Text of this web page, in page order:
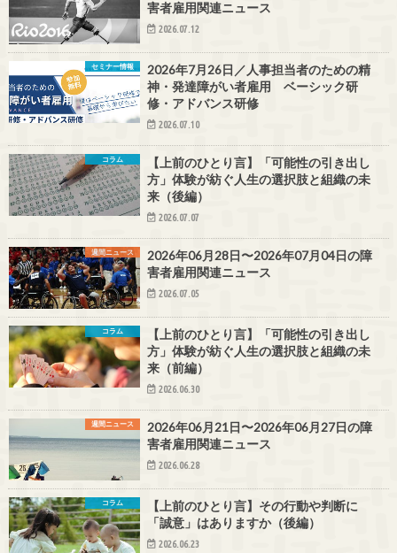
害者雇用関連ニュース
2026.07.12
セミナー情報
2026年7月26日／人事担当者のための精
神・発達障がい者雇用 ベーシック研
修・アドバンス研修
2026.07.10
コラム
【上前のひとり言】「可能性の引き出し
方」体験が紡ぐ人生の選択肢と組織の未
来（後編）
2026.07.07
週間ニュース
2026年06月28日〜2026年07月04日の障
害者雇用関連ニュース
2026.07.05
コラム
【上前のひとり言】「可能性の引き出し
方」体験が紡ぐ人生の選択肢と組織の未
来（前編）
2026.06.30
週間ニュース
2026年06月21日〜2026年06月27日の障
害者雇用関連ニュース
2026.06.28
コラム
【上前のひとり言】その行動や判断に
「誠意」はありますか（後編）
2026.06.23